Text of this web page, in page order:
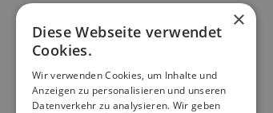
×
Diese Webseite verwendet
Cookies.
Wir verwenden Cookies, um Inhalte und
Anzeigen zu personalisieren und unseren
Datenverkehr zu analysieren. Wir geben